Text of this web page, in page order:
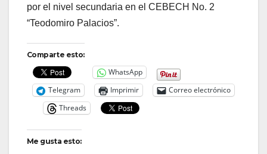
por el nivel secundaria en el CEBECH No. 2
“Teodomiro Palacios”.
Comparte esto:
WhatsApp
Telegram
Imprimir
Correo electrónico
Threads
Me gusta esto: